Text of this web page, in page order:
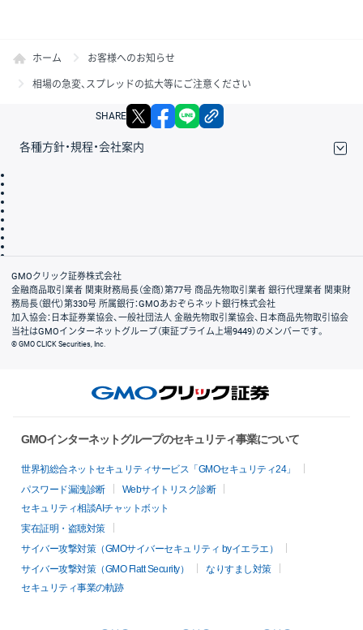
ホーム お客様へのお知らせ
相場の急変、スプレッドの拡大等にご注意ください
SHARE X facebook
各種方針・規程・会社案内
会社案内
GMOクリック証券株式会社
金融商品取引業者 関東財務局長（金商）第77号 商品先物取引業者 銀行代理業者 関東財
務局長（銀代）第330号 所属銀行：GMOあおぞらネット銀行株式会社
加入協会：日本証券業協会、一般社団法人 金融先物取引業協会、日本商品先物取引協会
当社はGMOインターネットグループ（東証プライム上場9449）のメンバーです。
© GMO CLICK Securities, Inc.
GMOインターネットグループのセキュリティ事業について
世界初総合ネットセキュリティサービス「GMOセキュリティ24」
パスワード漏洩診断
Webサイトリスク診断
セキュリティ相談AIチャットボット
実在証明・盗聴対策
サイバー攻撃対策（GMOサイバーセキュリティ byイエラエ）
サイバー攻撃対策（GMO Flatt Security）
なりすまし対策
セキュリティ事業の軌跡